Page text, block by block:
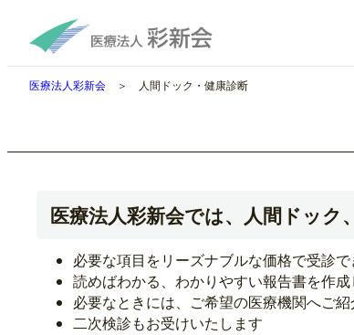
医療法人彩新会 ＞ 人間ドック・健康診断
医療法人彩新会では、人間ドック
必要な項目をリーズナブルな価格で受診で
読めばわかる、わかりやすい報告書を作成
必要なときには、ご希望の医療機関へご
二次検診もお受けいたします